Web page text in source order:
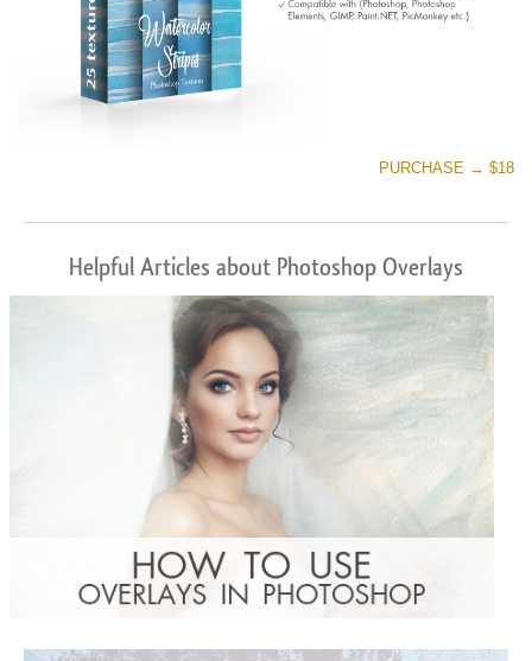
PURCHASE → $18
Helpful Articles about Photoshop Overlays